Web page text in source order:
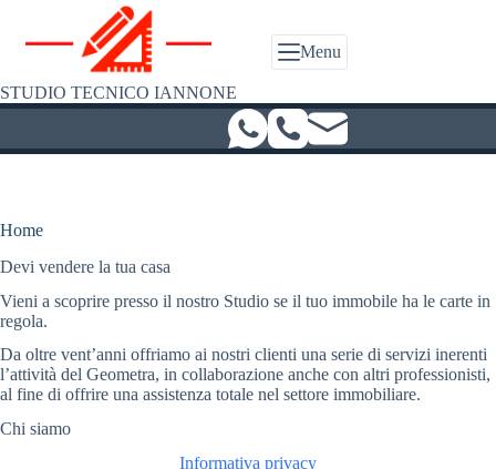
contenuto
STUDIO TECNICO IANNONE
Menu
Home
Devi vendere la tua casa
Vieni a scoprire presso il nostro Studio se il tuo immobile ha le carte in
regola.
Da oltre vent’anni offriamo ai nostri clienti una serie di servizi inerenti
l’attività del Geometra, in collaborazione anche con altri professionisti,
al fine di offrire una assistenza totale nel settore immobiliare.
Chi siamo
Informativa privacy